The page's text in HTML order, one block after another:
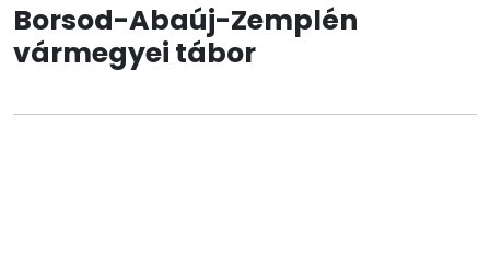
Borsod-Abaúj-Zemplén
vármegyei tábor